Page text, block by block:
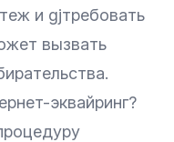
и gjтребовать
вызвать
эквайринг?